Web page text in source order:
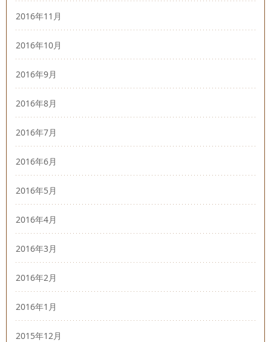
2016年11月
2016年10月
2016年9月
2016年8月
2016年7月
2016年6月
2016年5月
2016年4月
2016年3月
2016年2月
2016年1月
2015年12月